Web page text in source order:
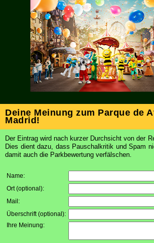
Deine Meinung zum Parque de
Madrid!
Der Eintrag wird nach kurzer Durchsicht von der
Dies dient dazu, dass Pauschalkritik und Spam
damit auch die Parkbewertung verfälschen.
Name:
Ort (optional):
Mail :
Überschrift (optional):
Ihre Meinung: